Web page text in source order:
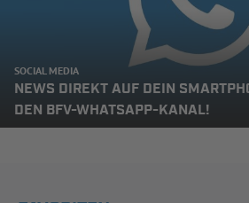
SOCIAL MEDIA
NEWS DIREKT AUF DEIN
DEN BFV-WHATSAPP-KANAL!